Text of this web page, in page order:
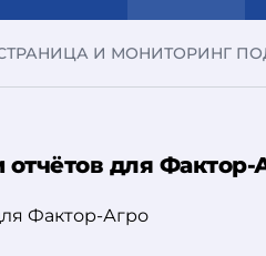
И МОНИТОРИНГ
для Фактор-